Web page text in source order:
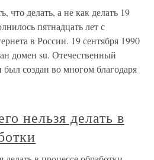
делать, а не как делать 19
пятнадцать лет с
в России. 19 сентября 1990
домен su. Отечественный
был создан во многом благодаря
нельзя делать в